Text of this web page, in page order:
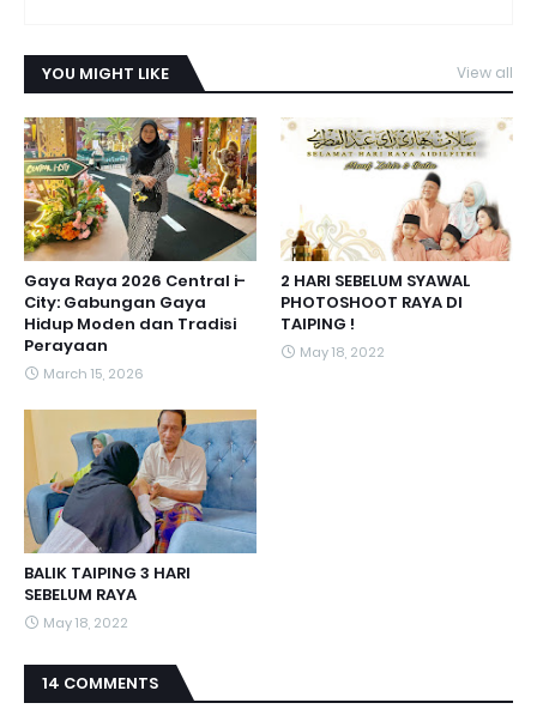
YOU MIGHT LIKE View all
Gaya Raya 2026 Central i-
City: Gabungan Gaya
Hidup Moden dan Tradisi
Perayaan
March 15, 2026
2 HARI SEBELUM SYAWAL
PHOTOSHOOT RAYA DI
TAIPING !
May 18, 2022
BALIK TAIPING 3 HARI
SEBELUM RAYA
May 18, 2022
14 COMMENTS